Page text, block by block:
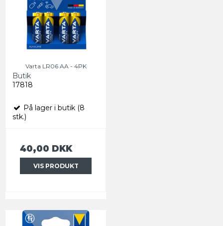
Varta LR06 AA - 4PK
Butik
17818
På lager i butik (8
stk.)
40,00 DKK
VIS PRODUKT